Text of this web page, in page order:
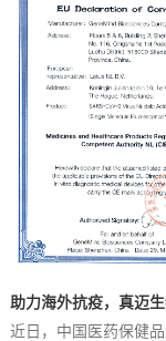
助力海外抗疫，真迈
近日，中国医药保健